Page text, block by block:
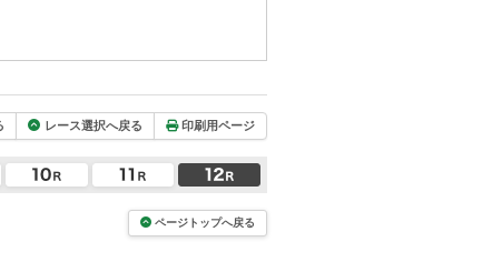
レース選択へ戻る 印刷用ページ
ページトップへ戻る